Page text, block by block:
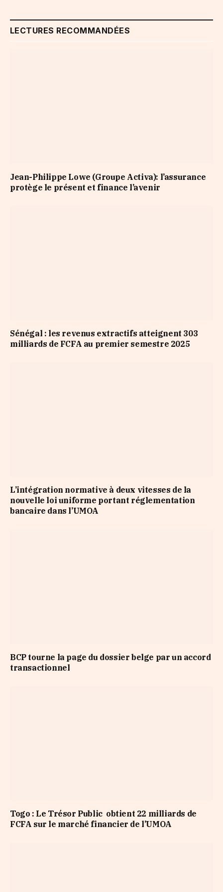
LECTURES RECOMMANDÉES
Jean-Philippe Lowe (Groupe Activa): l’assurance
protège le présent et finance l’avenir
Sénégal : les revenus extractifs atteignent 303
milliards de FCFA au premier semestre 2025
L’intégration normative à deux vitesses de la
nouvelle loi uniforme portant réglementation
bancaire dans l’UMOA
BCP tourne la page du dossier belge par un accord
transactionnel
Togo : Le Trésor Public obtient 22 milliards de
FCFA sur le marché financier de l’UMOA